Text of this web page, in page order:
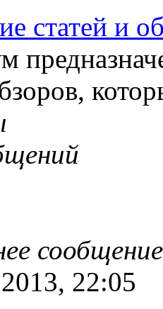
статей и
сообщение
22:05